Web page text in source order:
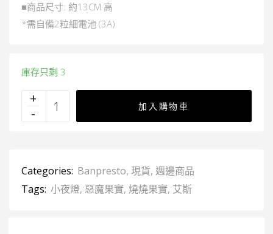
■商品尺寸: 約13CM 高
*需自備2粒細電池 (3A)
庫存只剩 3
加入購物車
Categories: Banpresto, 現貨, 週邊商品
Tags: 小夜燈, 惡魔果實, 燒燒果實, 艾斯